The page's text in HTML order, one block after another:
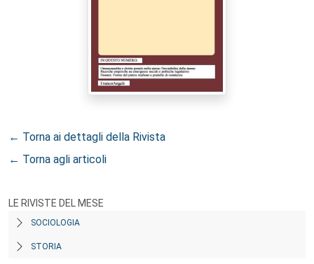
← Torna ai dettagli della Rivista
← Torna agli articoli
LE RIVISTE DEL MESE
SOCIOLOGIA
STORIA